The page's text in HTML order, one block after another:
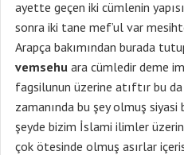
ayette geçen iki cümlenin
sonra iki tane mef’ul var
Arapça bakımından burada
vemsehu ara cümledir deme
fagsilunun üzerine atıftır bu
zamanında bu şey olmuş
şeyde bizim İslami ilimler
çok ötesinde olmuş asırlar